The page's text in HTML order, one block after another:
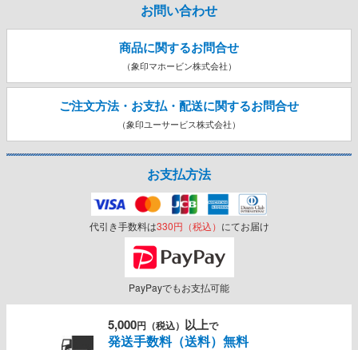
お問い合わせ
商品に関するお問合せ
（象印マホービン株式会社）
ご注文方法・お支払・配送に関するお問合せ
（象印ユーサービス株式会社）
お支払方法
代引き手数料は330円（税込） にてお届け
PayPayでもお支払可能
5,000円（税込） 以上で
発送手数料（送料）無料